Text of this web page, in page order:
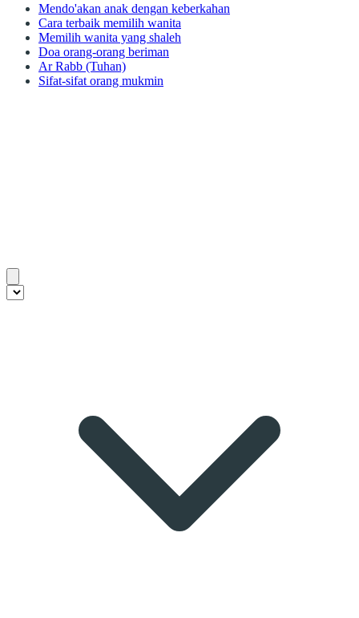
Mendo'akan anak dengan keberkahan
Cara terbaik memilih wanita
Memilih wanita yang shaleh
Doa orang-orang beriman
Ar Rabb (Tuhan)
Sifat-sifat orang mukmin